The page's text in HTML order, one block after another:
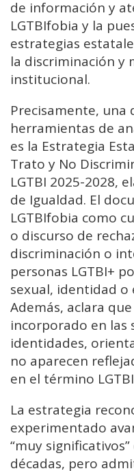
de información y
LGTBIfobia y la
estrategias
la discriminación y
institucional.
Precisamente, una
herramientas de
es la Estrategia
Trato y No
LGTBI 2025-2028,
de Igualdad. El
LGTBIfobia como
o discurso de
discriminación o
personas LGTBI+
sexual, identidad o
Además, aclara
incorporado en las
identidades,
no aparecen
en el término
La estrategia
experimentado
“muy
décadas, pero